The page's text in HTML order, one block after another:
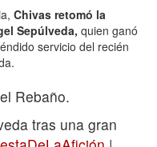
Chivas retomó la
Sepúlveda, quien ganó
servicio del recién
Rebaño.
tras una gran